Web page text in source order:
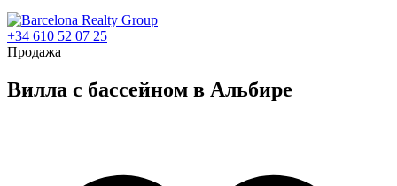
+34 610 52 07 25
Продажа
Вилла с бассейном в Альбире